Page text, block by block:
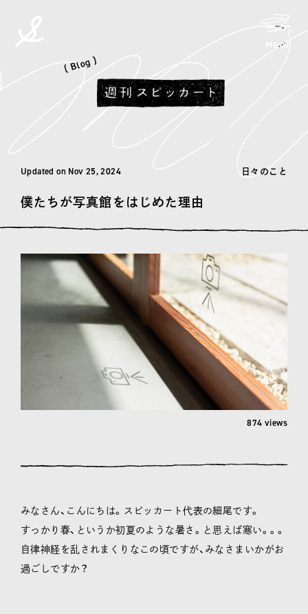
| スピッカート
メニ
Menu
( Blog )
僕たちが写真館をはじめた理由
Updated on Nov 25, 2024 日々のこと
874 views
みなさん、こんにちは。スピッカート代表の細尾です。
すっかり春、というか初夏のような暑さ。と思えば寒い。。。
自律神経を乱されまくりなこの頃ですが、みなさまいかがお
過ごしですか？